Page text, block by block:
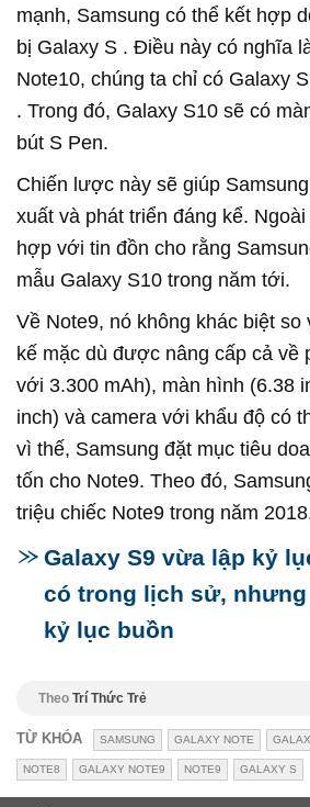
mạnh, Samsung có thể kết hợp
bị Galaxy S . Điều này có nghĩa
Note10, chúng ta chỉ có Galaxy
. Trong đó, Galaxy S10 sẽ có
bút S Pen.
Chiến lược này sẽ giúp
xuất và phát triển đáng kể.
hợp với tin đồn cho rằng
mẫu Galaxy S10 trong năm tới.
Về Note9, nó không khác biệt so
kế mặc dù được nâng cấp cả về
với 3.300 mAh), màn hình (6.38
inch) và camera với khẩu độ có
vì thế, Samsung đặt mục tiêu
tốn cho Note9. Theo đó,
triệu chiếc Note9 trong năm
Galaxy S9 vừa lập kỷ
có trong lịch sử,
kỷ lục buồn
Theo Trí Thức Trẻ
TỪ KHÓA SAMSUNG GALAXY NOTE
NOTE8 GALAXY NOTE9 NOTE9 GALAXY S